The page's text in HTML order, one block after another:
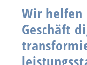
Wir
Geschäft